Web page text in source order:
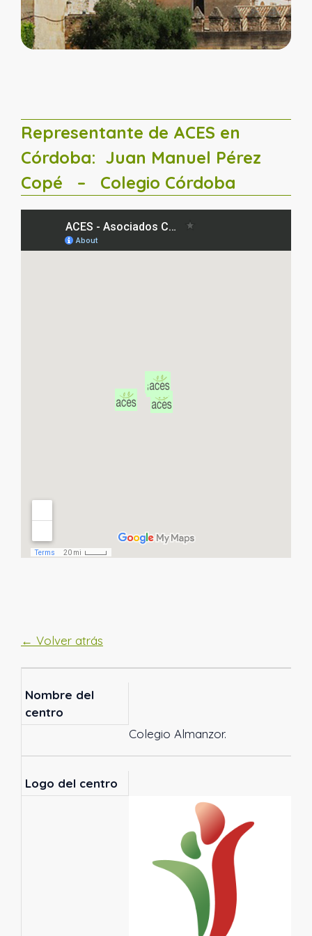
Representante de ACES en
Córdoba: Juan Manuel Pérez
Copé
– Colegio Córdoba
← Volver atrás
Nombre del
centro
Colegio Almanzor.
Logo del centro